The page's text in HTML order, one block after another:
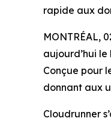
rapide aux
MONTRÉAL,
aujourd’hui
Conçue pour
donnant aux
Cloudrunner